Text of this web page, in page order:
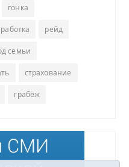
гонка
рейд
семьи
страхование
грабёж